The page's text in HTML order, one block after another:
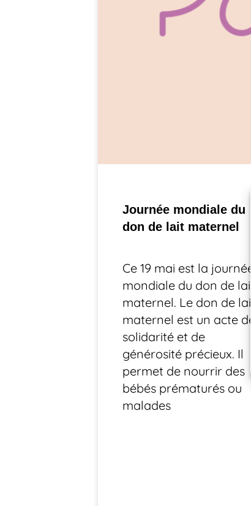
Journée mondiale du
don de lait maternel
Ce 19 mai est la journée
mondiale du don de lait
maternel. Le don de lait
maternel est un acte de
solidarité et de
générosité précieux. Il
permet de nourrir des
bébés prématurés ou
malades